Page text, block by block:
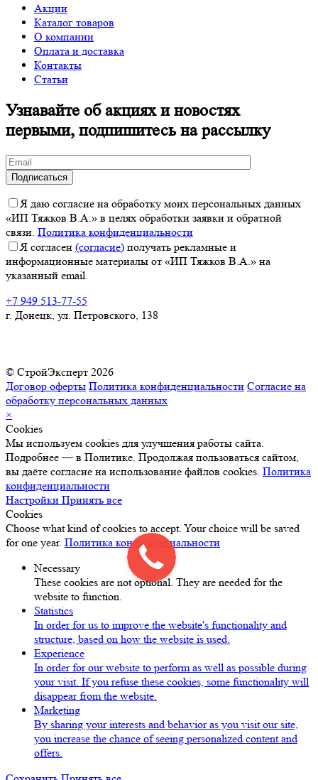
Акции
Каталог товаров
О компании
Оплата и доставка
Контакты
Статьи
Узнавайте об акциях и новостях
первыми, подпишитесь на рассылку
Я даю согласие на обработку моих персональных данных
«ИП Тяжков В.А.» в целях обработки заявки и обратной
связи. Политика конфиденциальности
Я согласен (согласие) получать рекламные и
информационные материалы от «ИП Тяжков В.А.» на
указанный email.
+7 949 513-77-55
г. Донецк, ул. Петровского, 138
© СтройЭксперт 2026
Договор оферты Политика конфиденциальности Согласие на
обработку персональных данных
×
Cookies
Мы используем cookies для улучшения работы сайта.
Подробнее — в Политике. Продолжая пользоваться сайтом,
вы даёте согласие на использование файлов cookies. Политика
конфиденциальности
Настройки Принять все
Cookies
Choose what kind of cookies to accept. Your choice will be saved
for one year. Политика конфиденциальности
Necessary
These cookies are not optional. They are needed for the
website to function.
Statistics
In order for us to improve the website's functionality and
structure, based on how the website is used.
Experience
In order for our website to perform as well as possible during
your visit. If you refuse these cookies, some functionality will
disappear from the website.
Marketing
By sharing your interests and behavior as you visit our site,
you increase the chance of seeing personalized content and
offers.